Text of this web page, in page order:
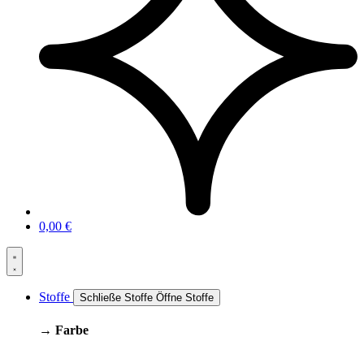
0,00 €
Stoffe Schließe Stoffe Öffne Stoffe
→ Farbe